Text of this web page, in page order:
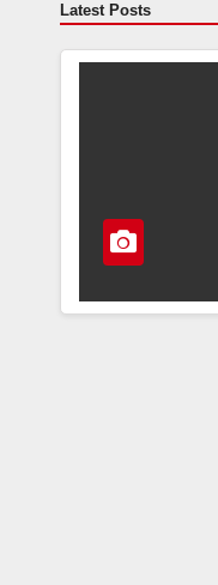
Latest Posts